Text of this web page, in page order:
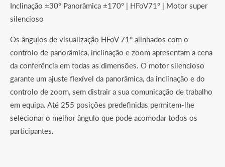
Inclinação ±30° Panorâmica ±170° | HFoV71° | Motor super
silencioso
Os ângulos de visualização HFoV 71° alinhados com o
controlo de panorâmica, inclinação e zoom apresentam a cena
da conferência em todas as dimensões. O motor silencioso
garante um ajuste flexível da panorâmica, da inclinação e do
controlo de zoom, sem distrair a sua comunicação de trabalho
em equipa. Até 255 posições predefinidas permitem-lhe
selecionar o melhor ângulo que pode acomodar todos os
participantes.